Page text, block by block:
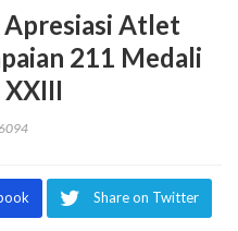
Apresiasi Atlet
211 Medali
Share on Twitter